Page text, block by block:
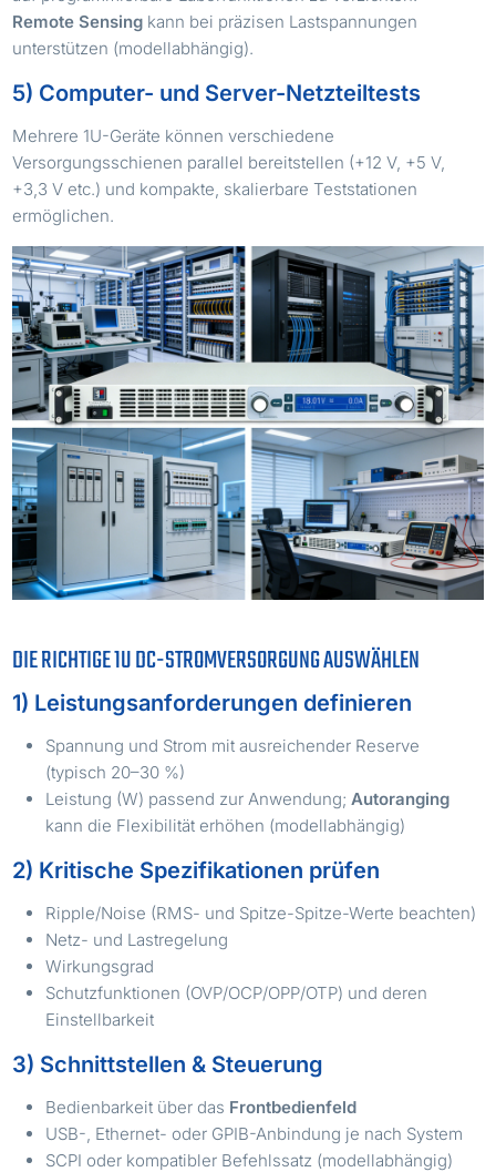
Remote Sensing kann bei präzisen Lastspannungen
unterstützen (modellabhängig).
5) Computer- und Server-Netzteiltests
Mehrere 1U-Geräte können verschiedene
Versorgungsschienen parallel bereitstellen (+12 V, +5 V,
+3,3 V etc.) und kompakte, skalierbare Teststationen
ermöglichen.
DIE RICHTIGE 1U DC-STROMVERSORGUNG AUSWÄHLEN
1) Leistungsanforderungen definieren
Spannung und Strom mit ausreichender Reserve
(typisch 20–30 %)
Leistung (W) passend zur Anwendung;Autoranging
kann die Flexibilität erhöhen (modellabhängig)
2) Kritische Spezifikationen prüfen
Ripple/Noise (RMS- und Spitze-Spitze-Werte beachten)
Netz- und Lastregelung
Wirkungsgrad
Schutzfunktionen (OVP/OCP/OPP/OTP) und deren
Einstellbarkeit
3) Schnittstellen & Steuerung
Bedienbarkeit über das Frontbedienfeld
USB-, Ethernet- oder GPIB-Anbindung je nach System
SCPI oder kompatibler Befehlssatz (modellabhängig)